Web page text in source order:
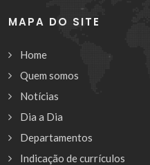
MAPA DO SITE
Home
Quem somos
Notícias
Dia a Dia
Departamentos
Indicação de currículos